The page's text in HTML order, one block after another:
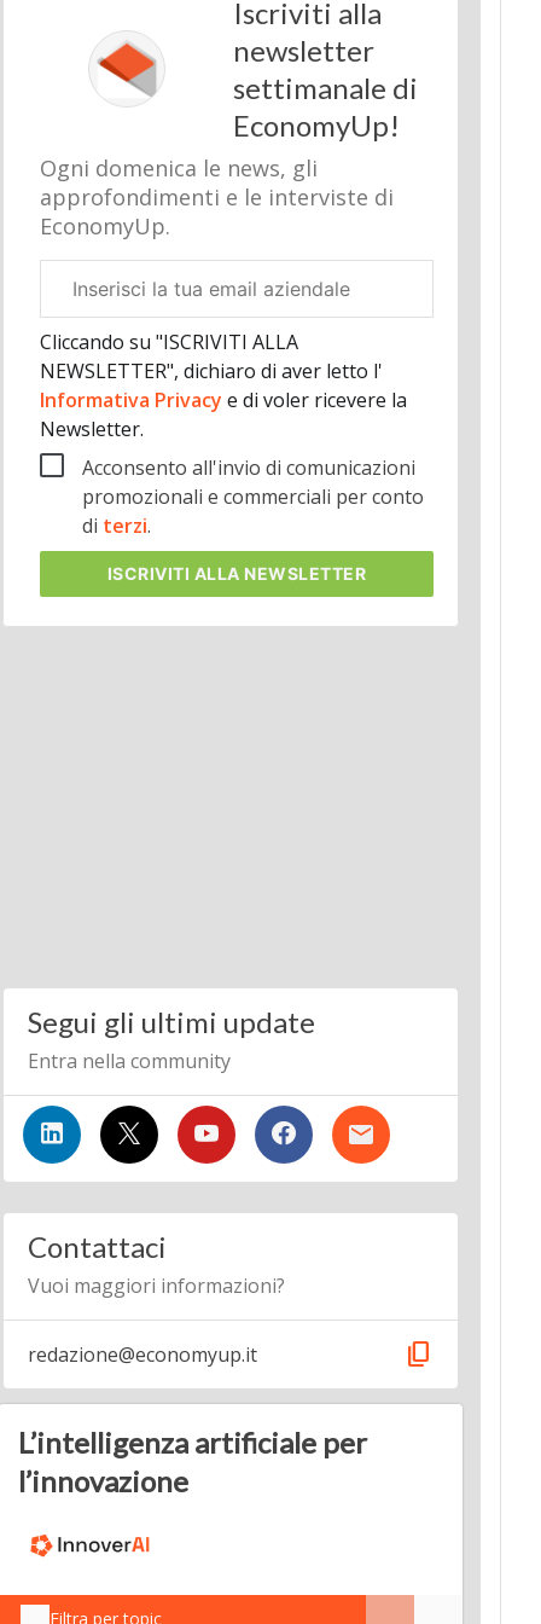
Iscriviti alla
newsletter
settimanale di
EconomyUp!
Ogni domenica le news, gli
approfondimenti e le interviste di
EconomyUp.
aziendale
Cliccando su "ISCRIVITI ALLA
NEWSLETTER", dichiaro di aver letto l'
Informativa Privacy e di voler ricevere la
Newsletter.
Acconsento all'invio di comunicazioni
promozionali e commerciali per conto
di terzi.
ISCRIVITI ALLA NEWSLETTER
Segui gli ultimi update
Entra nella community
Contattaci
Vuoi maggiori informazioni?
redazione@economyup.it content_copy
L’intelligenza artificiale per
l’innovazione
Filtra per topic